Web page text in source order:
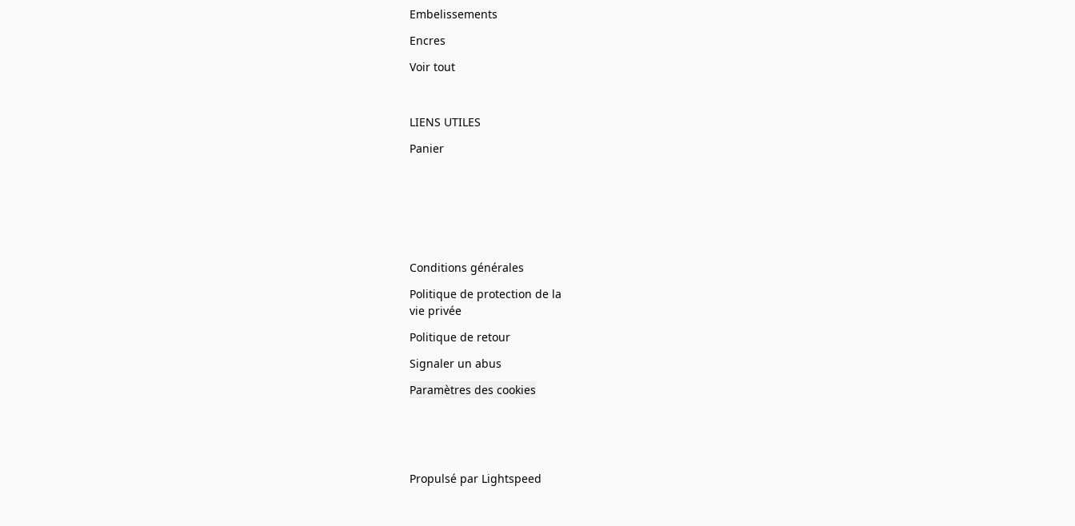
Embelissements
Encres
Voir tout
LIENS UTILES
Panier
Conditions générales
Politique de protection de la
vie privée
Politique de retour
Signaler un abus
Paramètres des cookies
Propulsé par Lightspeed